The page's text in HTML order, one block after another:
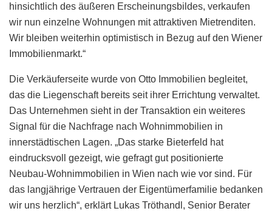
hinsichtlich des äußeren Erscheinungsbildes, verkaufen
wir nun einzelne Wohnungen mit attraktiven Mietrenditen.
Wir bleiben weiterhin optimistisch in Bezug auf den Wiener
Immobilienmarkt.“
Die Verkäuferseite wurde von Otto Immobilien begleitet,
das die Liegenschaft bereits seit ihrer Errichtung verwaltet.
Das Unternehmen sieht in der Transaktion ein weiteres
Signal für die Nachfrage nach Wohnimmobilien in
innerstädtischen Lagen. „Das starke Bieterfeld hat
eindrucksvoll gezeigt, wie gefragt gut positionierte
Neubau-Wohnimmobilien in Wien nach wie vor sind. Für
das langjährige Vertrauen der Eigentümerfamilie bedanken
wir uns herzlich“, erklärt Lukas Tröthandl, Senior Berater